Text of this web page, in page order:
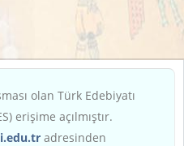
olan Türk Edebiyatı
erişime açılmıştır.
adresinden